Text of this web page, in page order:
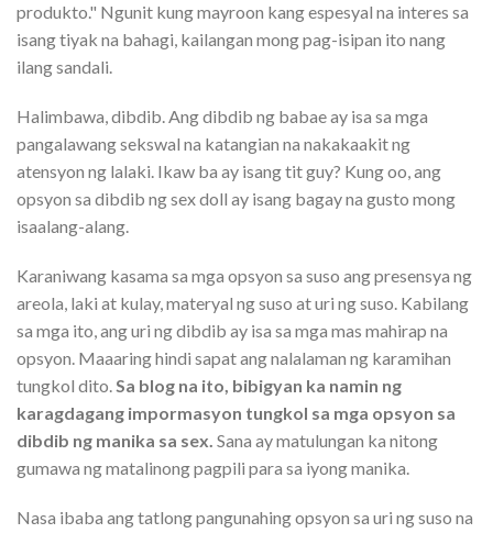
produkto." Ngunit kung mayroon kang espesyal na interes sa
isang tiyak na bahagi, kailangan mong pag-isipan ito nang
ilang sandali.
Halimbawa, dibdib. Ang dibdib ng babae ay isa sa mga
pangalawang sekswal na katangian na nakakaakit ng
atensyon ng lalaki. Ikaw ba ay isang tit guy? Kung oo, ang
opsyon sa dibdib ng sex doll ay isang bagay na gusto mong
isaalang-alang.
Karaniwang kasama sa mga opsyon sa suso ang presensya ng
areola, laki at kulay, materyal ng suso at uri ng suso. Kabilang
sa mga ito, ang uri ng dibdib ay isa sa mga mas mahirap na
opsyon. Maaaring hindi sapat ang nalalaman ng karamihan
tungkol dito.Sa blog na ito, bibigyan ka namin ng
karagdagang impormasyon tungkol sa mga opsyon sa
dibdib ng manika sa sex. Sana ay matulungan ka nitong
gumawa ng matalinong pagpili para sa iyong manika.
Nasa ibaba ang tatlong pangunahing opsyon sa uri ng suso na